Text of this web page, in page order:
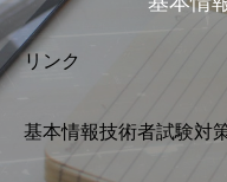
リンク
基本情報技術者試験対